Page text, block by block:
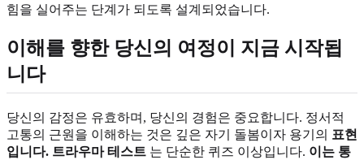
힘을 실어주는 단계가 되도록 설계되었습니다.
이해를 향한 당신의 여정이 지금 시작됩
니다
당신의 감정은 유효하며, 당신의 경험은 중요합니다. 정서적
고통의 근원을 이해하는 것은 깊은 자기 돌봄이자 용기의 표현
입니다. 트라우마 테스트 는 단순한 퀴즈 이상입니다. 이는 통